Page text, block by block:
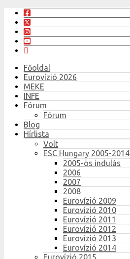
Főoldal
Eurovízió 2026
MEKE
INFE
Fórum
Fórum
Blog
Hírlista
Volt
ESC Hungary 2005-2014
2005-ös indulás
2006
2007
2008
Eurovízió 2009
Eurovízió 2010
Eurovízió 2011
Eurovízió 2012
Eurovízió 2013
Eurovízió 2014
Eurovízió 2015